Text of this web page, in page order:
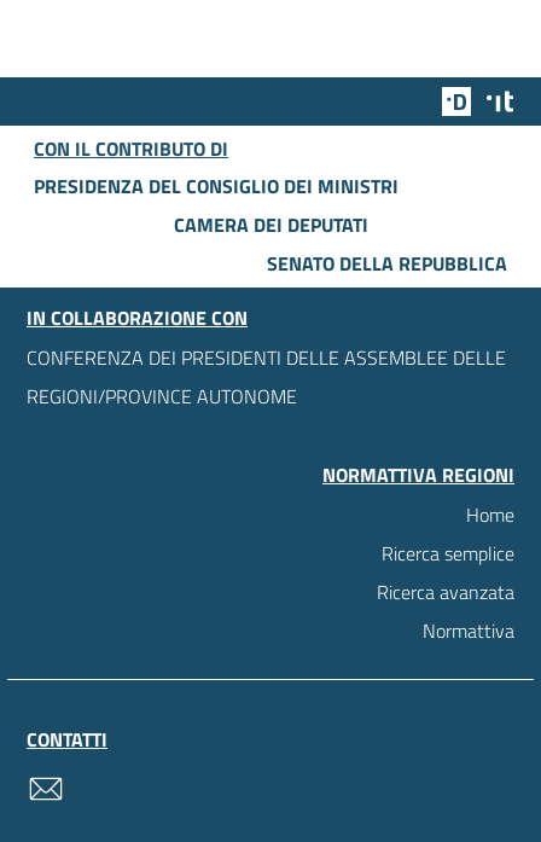
Team
CON IL CONTRIBUTO DI
PRESIDENZA DEL CONSIGLIO DEI MINISTRI
CAMERA DEI DEPUTATI
SENATO DELLA REPUBBLICA
IN COLLABORAZIONE CON
CONFERENZA DEI PRESIDENTI DELLE ASSEMBLEE DELLE
REGIONI/PROVINCE AUTONOME
NORMATTIVA REGIONI
Home
Ricerca semplice
Ricerca avanzata
Normattiva
CONTATTI